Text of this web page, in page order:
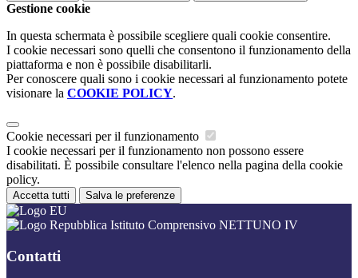
Gestione cookie
In questa schermata è possibile scegliere quali cookie consentire.
I cookie necessari sono quelli che consentono il funzionamento della
piattaforma e non è possibile disabilitarli.
Per conoscere quali sono i cookie necessari al funzionamento potete
visionare la COOKIE POLICY.
Cookie necessari per il funzionamento
I cookie necessari per il funzionamento non possono essere
disabilitati. È possibile consultare l'elenco nella pagina della cookie
policy.
Accetta tutti Salva le preferenze
Istituto Comprensivo NETTUNO IV
Contatti